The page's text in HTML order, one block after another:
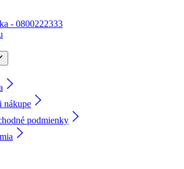
- 0800222333
nákupe
podmienky